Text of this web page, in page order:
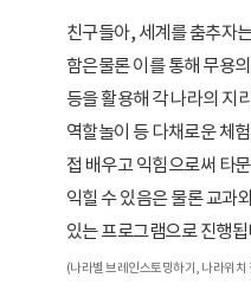
친구들아, 세계를 춤추자
함은물론 이를 통해 무용
등을 활용해 각 나라의 지
역할놀이 등 다채로운 체
접 배우고 익힘으로써 타
익힐 수 있음은 물론 교과
있는 프로그램으로 진행됩
(나라별 브레인스토밍하기, 나라위치